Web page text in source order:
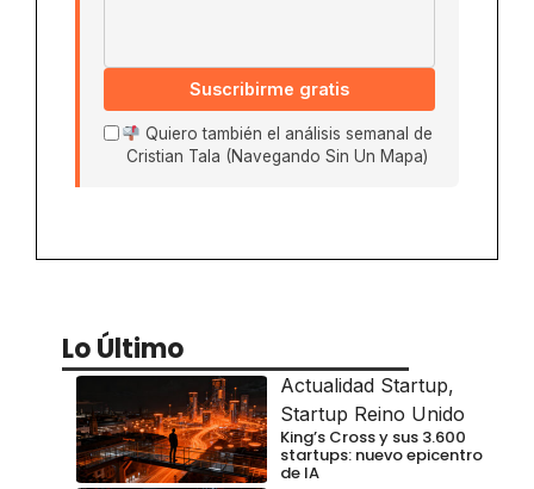
Suscribirme gratis
Quiero también el análisis semanal de
Cristian Tala (Navegando Sin Un Mapa)
Lo Último
Actualidad Startup,
Startup Reino Unido
King’s Cross y sus 3.600
startups: nuevo epicentro
de IA